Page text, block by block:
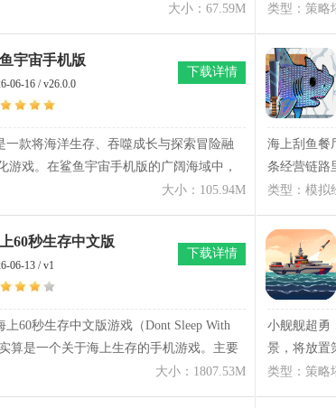
用独特粘土风格打造，从角色、建筑到岛
类似手工制作的可爱质感。玩家进入粘土
要收集生活资源、寻找制作材料、升级
步探索离开岛屿的方法。粘土无人岛中文
程结合资源管理、冒险探索以及角色成
行动都需要合理安排。喜欢模拟经营、生
术风格游戏的玩家，可以在粘土无人岛中
始建立生活据点，逐渐适应荒岛环境的特
大小：67.59M
的临场感。
起，战斗节
搭配和战术
集，每艘军
化十分丰富
抗、竞技挑
次。
类型：策略
宇宙手机版
06-16 / v26.0.0
一款将海洋生存、吞噬成长与探索冒险融
游戏。在鲨鱼宇宙手机版的广阔海域中，
的幼鲨开始行动，通过捕食各种海洋生物
海洋食物链顶端发起挑战。鲨鱼宇宙手机
异的海底区域，从阳光照耀的浅海沙滩
深海峡谷，每片区域都隐藏着不同生态环
实的动态场景、细腻的生物模型以及多样
冒险过程更具代入感。
大小：105.94M
下载详情
海上刮鱼餐
条经营链路
法节奏上偏
游戏里玩家
边处理捕捞
慢理顺的
及餐厅内部
玩家每一次
略也会随鱼
类型：模拟
60秒生存中文版
06-13 / v1
60秒生存中文版游戏（Dont Sleep With
算是一个关于海上生存的手机游戏。主要
内搜集足够的物资和其他人一起逃离险
常快，而且期间还有不同的随机事件会出
大小：1807.53M
下载详情
小舰舰超勇
景，将放置
勇下载玩家
机制，在有
类型：策略